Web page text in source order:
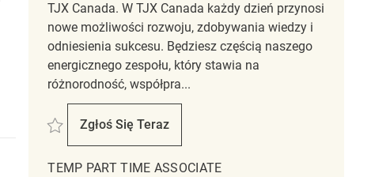
TJX Canada. W TJX Canada każdy dzień przynosi
nowe możliwości rozwoju, zdobywania wiedzy i
odniesienia sukcesu. Będziesz częścią naszego
energicznego zespołu, który stawia na
różnorodność, współpra...
Zapisać Retail Store Associate Part Time Winners – Lauzon Parkway
Zgłoś Się Teraz
Retail Store Associate Part Time Winners –
TEMP PART TIME ASSOCIATE